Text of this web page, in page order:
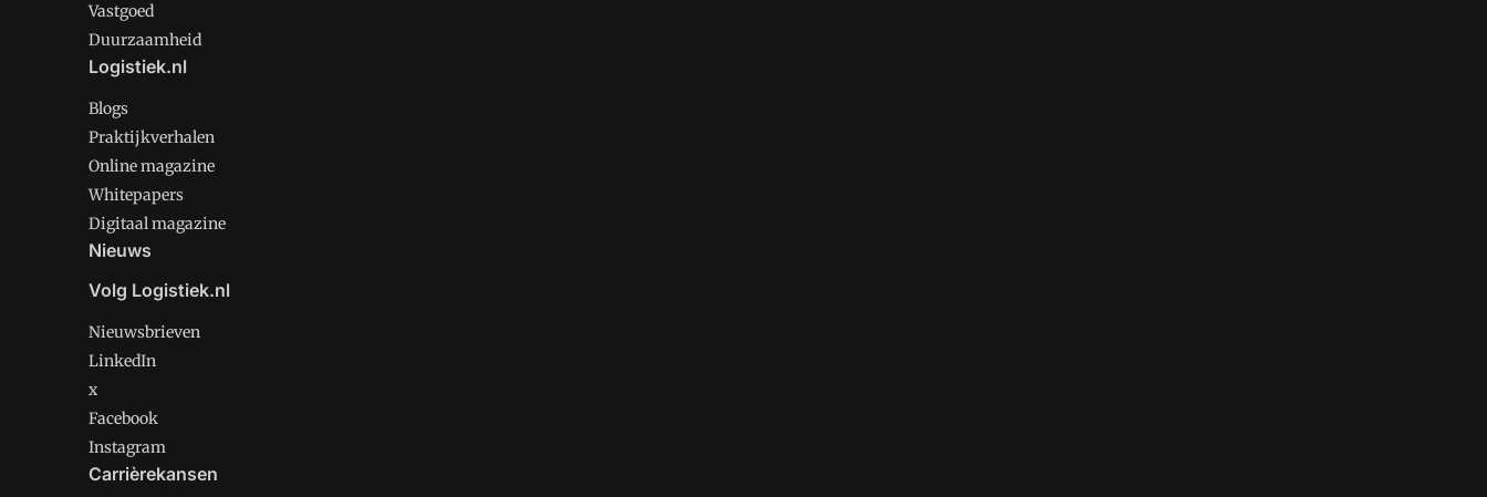
Vastgoed
Duurzaamheid
Logistiek.nl
Blogs
Praktijkverhalen
Online magazine
Whitepapers
Digitaal magazine
Nieuws
Volg Logistiek.nl
Nieuwsbrieven
LinkedIn
x
Facebook
Instagram
Carrièrekansen